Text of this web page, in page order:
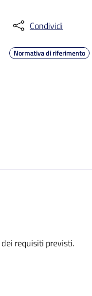
Condividi
Normativa di riferimento
requisiti previsti.